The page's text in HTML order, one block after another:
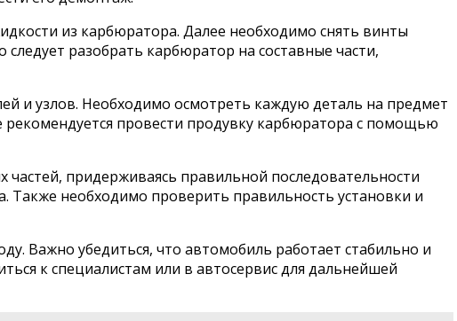
из карбюратора. Далее необходимо снять винты
разобрать карбюратор на составные части,
и узлов. Необходимо осмотреть каждую деталь на предмет
провести продувку карбюратора с помощью
придерживаясь правильной последовательности
Также необходимо проверить правильность установки и
Важно убедиться, что автомобиль работает стабильно и
к специалистам или в автосервис для дальнейшей